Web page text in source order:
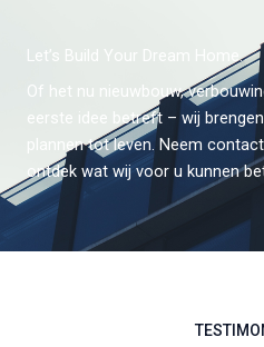
Let’s Build Your Dream Home.
Of het nu nieuwbouw,
eerste idee betreft – wij
plannen tot leven. Neem
ontdek wat wij voor u kunnen